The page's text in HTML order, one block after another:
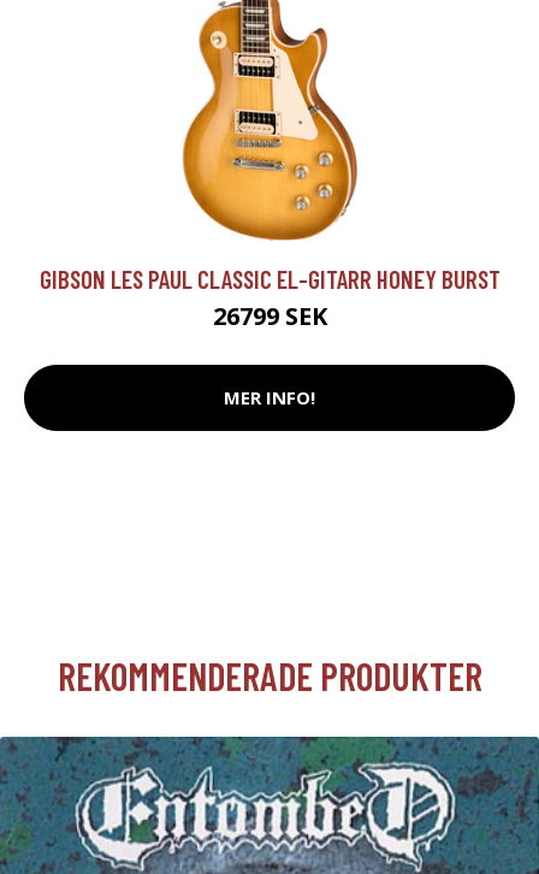
GIBSON LES PAUL CLASSIC EL-GITARR HONEY BURST
26799 SEK
MER INFO!
REKOMMENDERADE PRODUKTER